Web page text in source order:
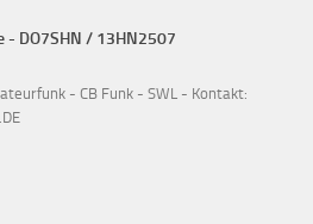
- DO7SHN / 13HN2507
- CB Funk - SWL - Kontakt: